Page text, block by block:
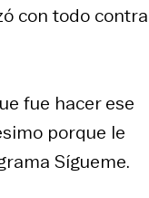
con todo contra
fue hacer ese
porque le
Sígueme.